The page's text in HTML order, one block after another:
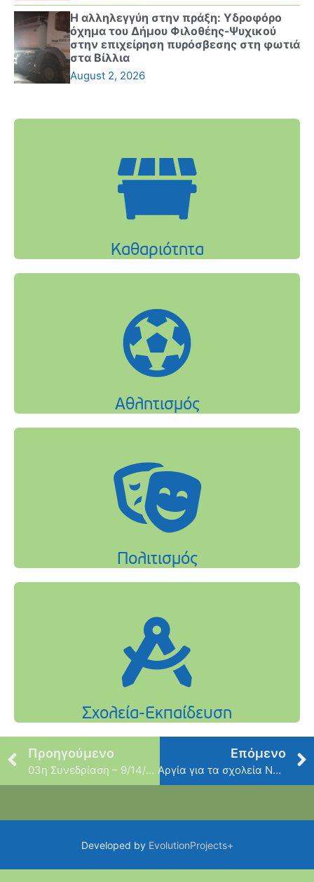
Η αλληλεγγύη στην πράξη: Υδροφόρο
όχημα του Δήμου Φιλοθέης-Ψυχικού
στην επιχείρηση πυρόσβεσης στη φωτιά
στα Βίλλια
August 2, 2026
Προηγούμενο
03η Συνεδρίαση – 9/14/2015
Επόμενο
Αργία για τα σχολεία Νέου Ψυχικού
Developed by EvolutionProjects+